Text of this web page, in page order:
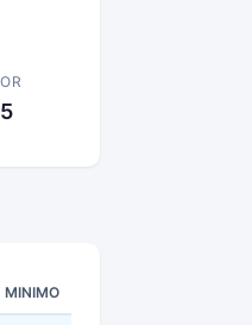
MINIMO